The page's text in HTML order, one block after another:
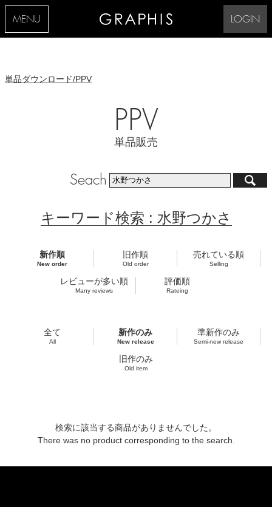
MENU LOGIN
単品ダウンロード/PPV
PPV
単品販売
Seach
キーワード検索 : 水野つかさ
新作順
New order
旧作順
Old order
売れている順
Selling
レビューが多い順
Many reviews
評価順
Rateing
全て
All
新作のみ
New release
準新作のみ
Semi-new release
旧作のみ
Old item
検索に該当する商品がありませんでした。
There was no product corresponding to the search.